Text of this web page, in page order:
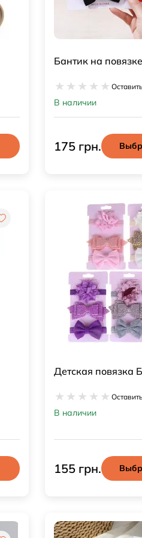
Бантик на
В наличии
175 грн.
Детская повязка
В наличии
155 грн.